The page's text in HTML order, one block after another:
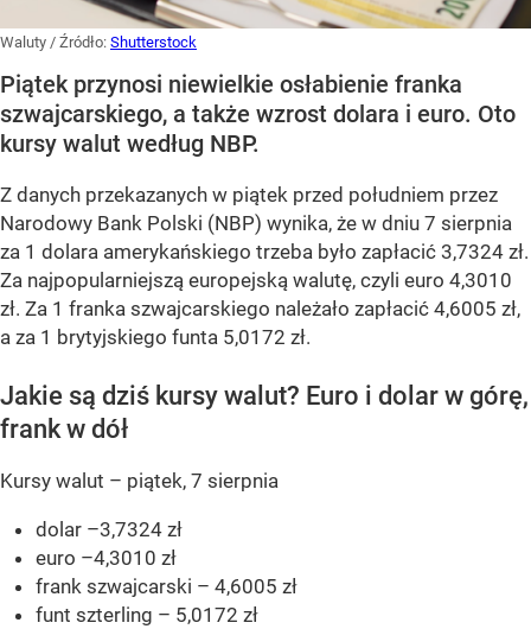
Waluty / Źródło: Shutterstock
Piątek przynosi niewielkie osłabienie franka
szwajcarskiego, a także wzrost dolara i euro. Oto
kursy walut według NBP.
Z danych przekazanych w piątek przed południem przez
Narodowy Bank Polski (NBP) wynika, że w dniu 7 sierpnia
za 1 dolara amerykańskiego trzeba było zapłacić 3,7324 zł.
Za najpopularniejszą europejską walutę, czyli euro 4,3010
zł. Za 1 franka szwajcarskiego należało zapłacić 4,6005 zł,
a za 1 brytyjskiego funta 5,0172 zł.
Jakie są dziś kursy walut? Euro i dolar w górę,
frank w dół
Kursy walut – piątek, 7 sierpnia
dolar –3,7324 zł
euro –4,3010 zł
frank szwajcarski – 4,6005 zł
funt szterling – 5,0172 zł